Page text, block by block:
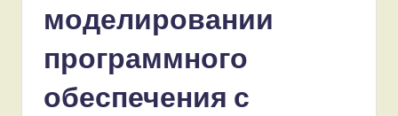
si
моделировании
программного
обеспечения с